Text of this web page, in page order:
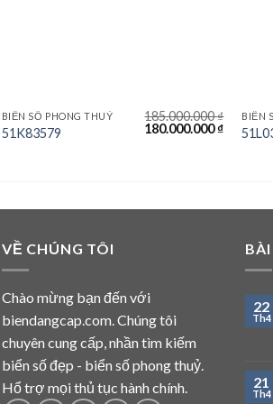
BIỂN SỐ PHONG THUỶ
51K83579
185.000.000₫
Giá
180.000.000₫Giá
hiện
BIỂN
VỀ CHÚNG TÔI
Chào mừng bạn đến với
biendangcap.com. Chúng tôi
chuyên cung cấp, nhần tìm kiếm
biển số đẹp - biển số phong thuỷ.
Hổ trợ mọi thủ tục hành chính.
22
Th4
21
Th4